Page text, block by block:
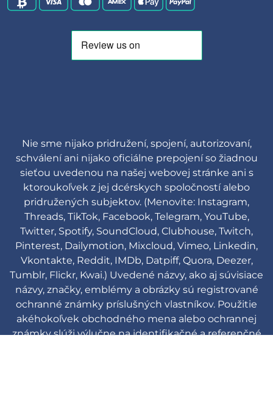
Nie sme nijako pridružení, spojení, autorizovaní,
schválení ani nijako oficiálne prepojení so žiadnou
sieťou uvedenou na našej webovej stránke ani s
ktoroukoľvek z jej dcérskych spoločností alebo
pridružených subjektov. (Menovite: Instagram,
Threads, TikTok, Facebook, Telegram, YouTube,
Twitter, Spotify, SoundCloud, Clubhouse, Twitch,
Pinterest, Dailymotion, Mixcloud, Vimeo, Linkedin,
Vkontakte, Reddit, IMDb, Datpiff, Quora, Deezer,
Tumblr, Flickr, Kwai.) Uvedené názvy, ako aj súvisiace
názvy, značky, emblémy a obrázky sú registrované
ochranné známky príslušných vlastníkov. Použitie
akéhokoľvek obchodného mena alebo ochrannej
známky slúži výlučne na identifikačné a referenčné